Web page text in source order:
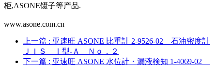
柜,ASONE镊子等产品.
www.asone.com.cn
上一篇 : 亚速旺 ASONE 比重計 2-9526-02 石油密度計
ＪＩＳ Ⅰ型-Ａ Ｎｏ．２
下一篇 : 亚速旺 ASONE 水位計・漏液検知 1-4069-02